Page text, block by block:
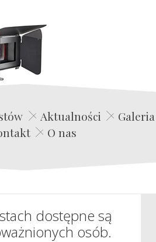
Edwin Film Agencja Aktorska
Aktualności
Galeria
O nas
dostępne są
osób.